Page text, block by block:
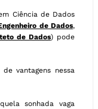
Ciência de Dados
de Dados,
de Dados) pode
vantagens nessa
sonhada vaga